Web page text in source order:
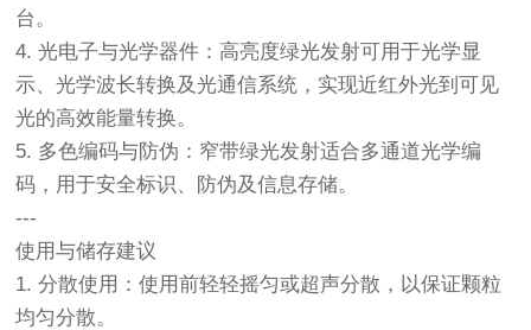
台。
4. 光电子与光学器件：高亮度绿光发射可用于光学显
示、光学波长转换及光通信系统，实现近红外光到可见
光的高效能量转换。
5. 多色编码与防伪：窄带绿光发射适合多通道光学编
码，用于安全标识、防伪及信息存储。
---
使用与储存建议
1. 分散使用：使用前轻轻摇匀或超声分散，以保证颗粒
均匀分散。